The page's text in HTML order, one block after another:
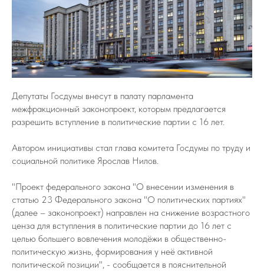
Депутаты Госдумы внесут в палату парламента
межфракционный законопроект, которым предлагается
разрешить вступление в политические партии с 16 лет.
Автором инициативы стал глава комитета Госдумы по труду и
социальной политике Ярослав Нилов.
"Проект федерального закона "О внесении изменения в
статью 23 Федерального закона "О политических партиях"
(далее – законопроект) направлен на снижение возрастного
ценза для вступления в политические партии до 16 лет с
целью большего вовлечения молодёжи в общественно-
политическую жизнь, формирования у неё активной
политической позиции", - сообщается в пояснительной